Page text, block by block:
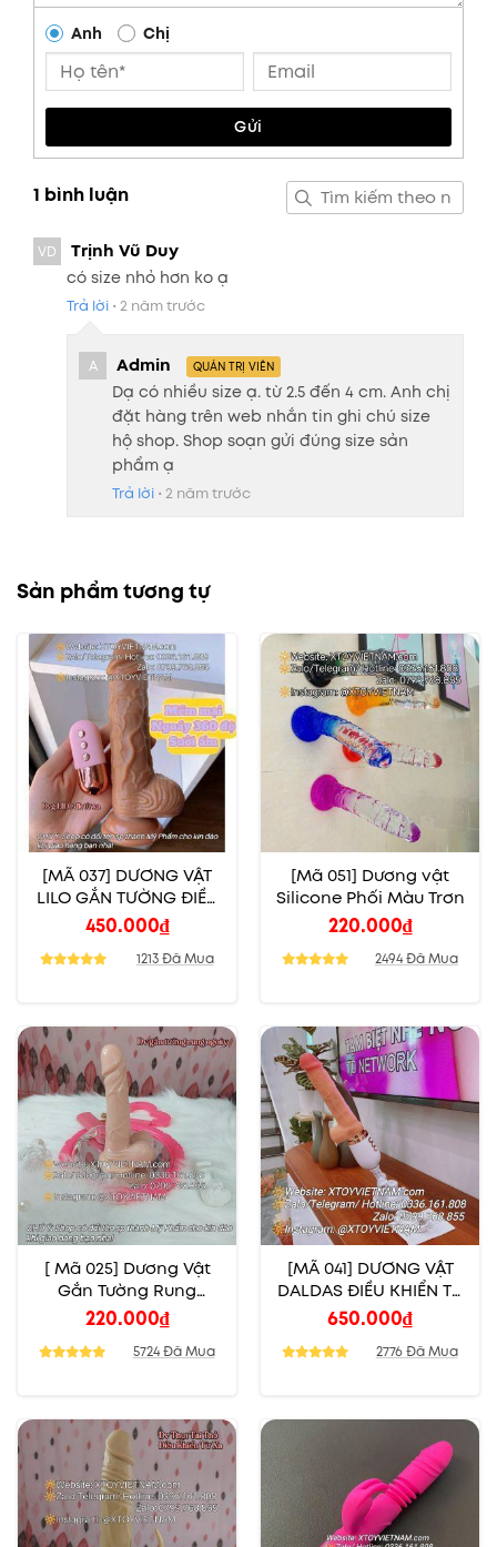
Anh Chị
Gửi
1 bình luận
VD Trịnh Vũ Duy
có size nhỏ hơn ko ạ
Trả lời •2 năm trước
A Admin QUẢN TRỊ VIÊN
Dạ có nhiều size ạ. từ 2.5 đến 4 cm. Anh chị
đặt hàng trên web nhắn tin ghi chú size
hộ shop. Shop soạn gửi đúng size sản
phẩm ạ
Trả lời • 2 năm trước
Sản phẩm tương tự
[MÃ 037] DƯƠNG VẬT
LILO GẮN TƯỜNG ĐIỀU
KHIỂN TỪ XA
450.000₫
1213 Đã Mua
[Mã 051] Dương vật
Silicone Phối Màu Trơn
220.000₫
2494 Đã Mua
[ Mã 025] Dương Vật
Gắn Tường Rung
Ngoáy Điều Chỉnh
Nhiều Mức Độ
220.000₫
5724 Đã Mua
[MÃ 041] DƯƠNG VẬT
DALDAS ĐIỀU KHIỂN TỪ
XA
650.000₫
2776 Đã Mua